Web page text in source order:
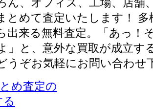
ん、オフィス、工場、店舗
とめて査定いたします！ 多
出来る無料査定。「あっ！
」と、意外な買取が成立す
うぞお気軽にお問い合わせ